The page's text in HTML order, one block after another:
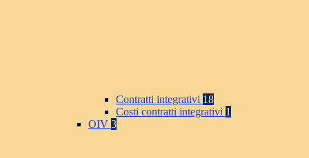
Contratti integrativi 18
Costi contratti integrativi 1
OIV 3